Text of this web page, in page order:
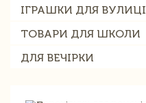
ІГРАШКИ ДЛЯ ВУЛИЦІ
ТОВАРИ ДЛЯ ШКОЛИ
ДЛЯ ВЕЧІРКИ